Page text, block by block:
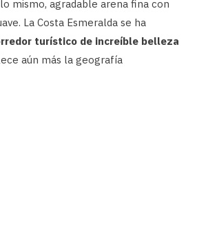
mismo, agradable arena fina con
La Costa Esmeralda se ha
turístico de increíble belleza
aún más la geografía